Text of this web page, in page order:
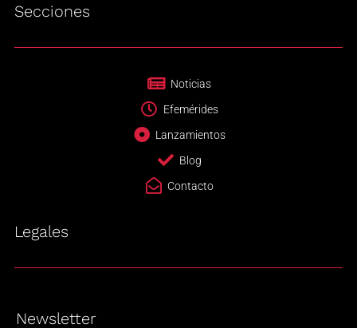
Secciones
Noticias
Efemérides
Lanzamientos
Blog
Contacto
Legales
Newsletter